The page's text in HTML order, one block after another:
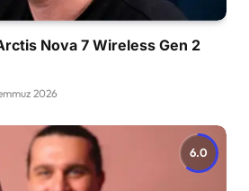
Nova 7 Wireless Gen 2
2026
6.0